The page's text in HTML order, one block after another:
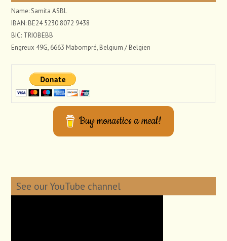
Name: Samita ASBL
IBAN: BE24 5230 8072 9438
BIC: TRIOBEBB
Engreux 49G, 6663 Mabompré, Belgium / Belgien
Buy monastics a meal!
See our YouTube channel